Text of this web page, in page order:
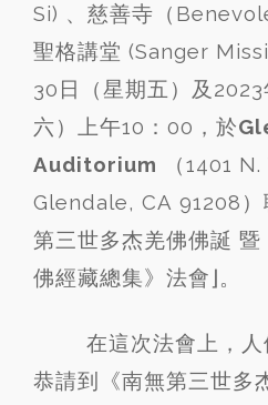
Si) 、慈善寺（
聖格講堂 (Sanger
30日（星期五）及
六）上午10：00，於
Auditorium （1401
Glendale, CA 91208）
第三世多杰羌佛佛誕
佛經藏總集》法會⌋。
在這次法會上，人
恭請到《南無第三世多